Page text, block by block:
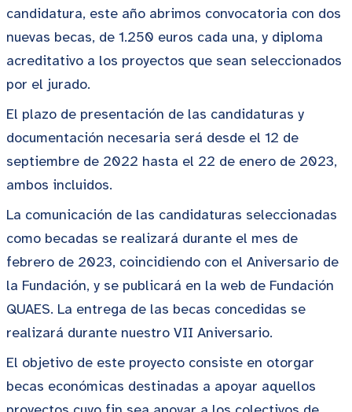
candidatura, este año abrimos convocatoria con dos
nuevas becas, de 1.250 euros cada una, y diploma
acreditativo a los proyectos que sean seleccionados
por el jurado.
El plazo de presentación de las candidaturas y
documentación necesaria será desde el 12 de
septiembre de 2022 hasta el 22 de enero de 2023,
ambos incluidos.
La comunicación de las candidaturas seleccionadas
como becadas se realizará durante el mes de
febrero de 2023, coincidiendo con el Aniversario de
la Fundación, y se publicará en la web de Fundación
QUAES. La entrega de las becas concedidas se
realizará durante nuestro VII Aniversario.
El objetivo de este proyecto consiste en otorgar
becas económicas destinadas a apoyar aquellos